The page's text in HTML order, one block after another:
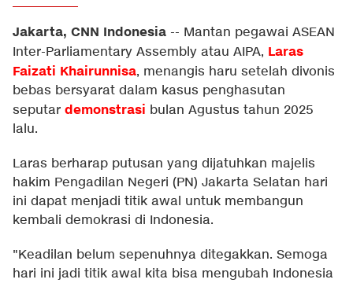
Jakarta, CNN Indonesia -- Mantan pegawai ASEAN
Inter-Parliamentary Assembly atau AIPA, Laras
Faizati Khairunnisa, menangis haru setelah divonis
bebas bersyarat dalam kasus penghasutan
seputar demonstrasi bulan Agustus tahun 2025
lalu.
Laras berharap putusan yang dijatuhkan majelis
hakim Pengadilan Negeri (PN) Jakarta Selatan hari
ini dapat menjadi titik awal untuk membangun
kembali demokrasi di Indonesia.
"Keadilan belum sepenuhnya ditegakkan. Semoga
hari ini jadi titik awal kita bisa mengubah Indonesia